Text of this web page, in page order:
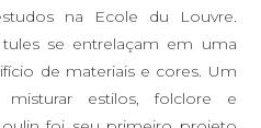
na Ecole du Louvre.
se entrelaçam em uma
de materiais e cores. Um
estilos, folclore e